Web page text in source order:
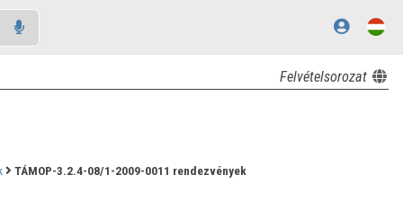
Felvételsorozat
TÁMOP-3.2.4-08/1-2009-0011 rendezvények